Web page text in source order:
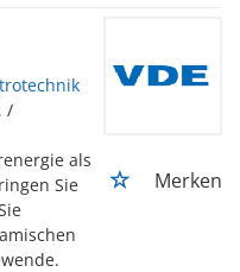
/
als
Sie
Merken